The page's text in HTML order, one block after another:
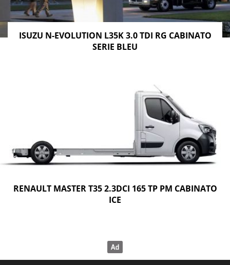
ISUZU N-EVOLUTION L35K 3.0 TDI RG CABINATO
SERIE BLEU
RENAULT MASTER T35 2.3DCI 165 TP PM CABINATO
ICE